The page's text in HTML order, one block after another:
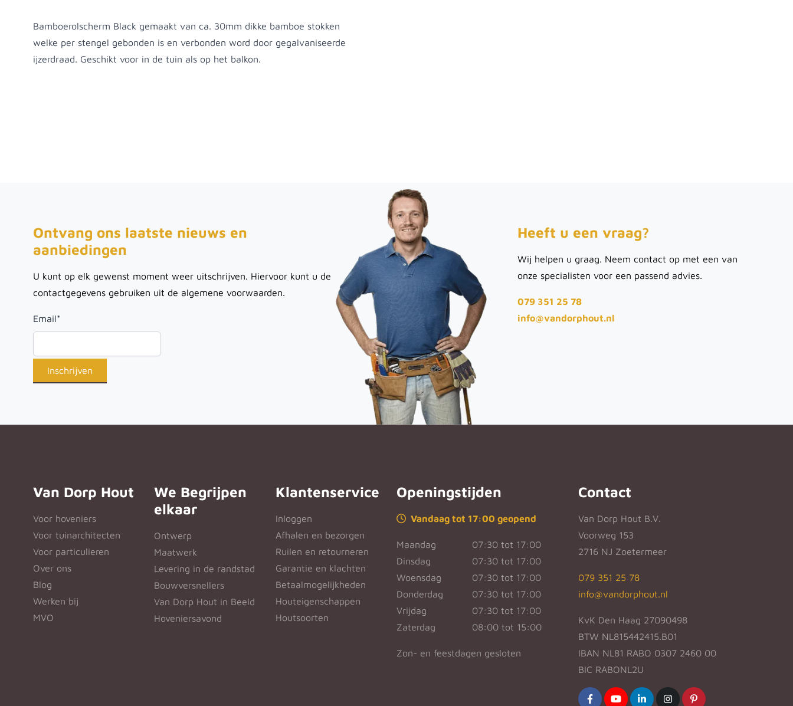
Bamboerolscherm Black gemaakt van ca. 30mm dikke bamboe stokken
welke per stengel gebonden is en verbonden word door gegalvaniseerde
ijzerdraad. Geschikt voor in de tuin als op het balkon.
Ontvang ons laatste nieuws en
aanbiedingen
U kunt op elk gewenst moment weer uitschrijven. Hiervoor kunt u de
contactgegevens gebruiken uit de algemene voorwaarden.
Email*
Heeft u een vraag?
Wij helpen u graag. Neem contact op met een van
onze specialisten voor een passend advies.
079 351 25 78
info@vandorphout.nl
Van Dorp Hout
Voor hoveniers
Voor tuinarchitecten
Voor particulieren
Over ons
Blog
Werken bij
MVO
We Begrijpen
elkaar
Ontwerp
Maatwerk
Levering in de randstad
Bouwversnellers
Van Dorp Hout in Beeld
Hoveniersavond
Klantenservice
Inloggen
Afhalen en bezorgen
Ruilen en retourneren
Garantie en klachten
Betaalmogelijkheden
Houteigenschappen
Houtsoorten
Openingstijden
Vandaag tot 17:00 geopend
Maandag
07:30 tot 17:00
Dinsdag
07:30 tot 17:00
Woensdag
07:30 tot 17:00
Donderdag
07:30 tot 17:00
Vrijdag
07:30 tot 17:00
Zaterdag
08:00 tot 15:00
Zon- en feestdagen gesloten
Contact
Van Dorp Hout B.V.
Voorweg 153
2716 NJ Zoetermeer
079 351 25 78
info@vandorphout.nl
KvK Den Haag 27090498
BTW NL815442415.B01
IBAN NL81 RABO 0307 2460 00
BIC RABONL2U